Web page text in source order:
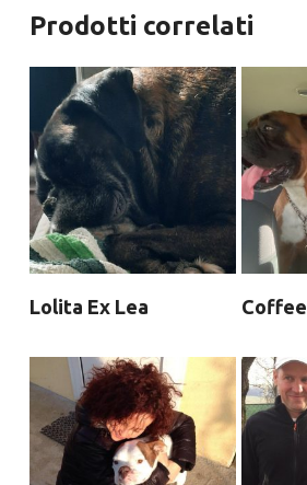
Prodotti correlati
Lolita Ex Lea Coffee